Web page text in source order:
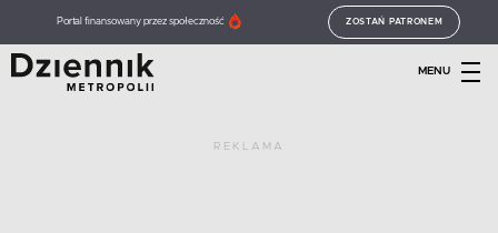
Portal finansowany przez społeczność ZOSTAŃ PATRONEM
MENU
REKLAMA